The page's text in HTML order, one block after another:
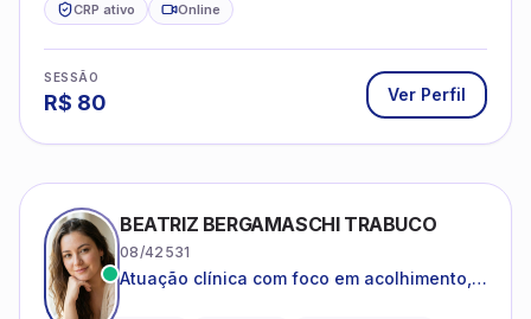
CRP ativo Online
SESSÃO
R$ 80 Ver Perfil
BEATRIZ BERGAMASCHI TRABUCO
08/42531
Atuação clínica com foco em acolhimento,